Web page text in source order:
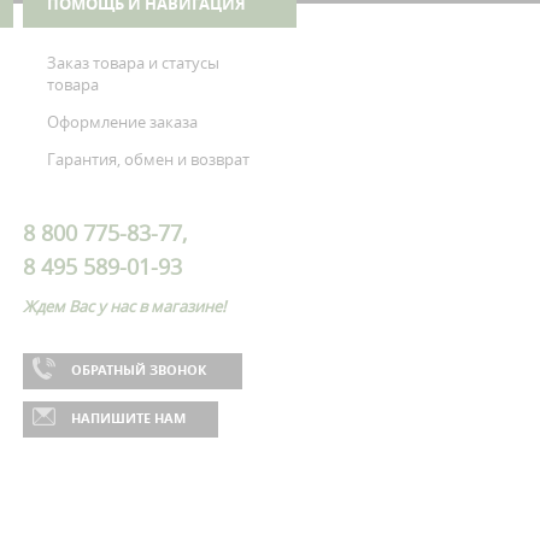
Заказ товара и статусы
товара
Оформление заказа
Гарантия, обмен и возврат
8 800 775-83-77,
8 495 589-01-93
Ждем Вас у нас в магазине!
ОБРАТНЫЙ ЗВОНОК
НАПИШИТЕ НАМ